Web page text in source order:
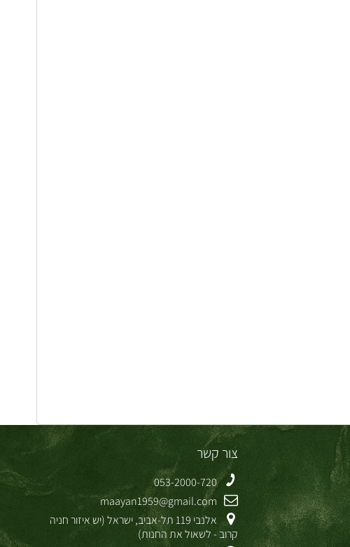
צור קשר
053-2000-720
maayan1959@gmail.com
אלנבי 119 תל-אביב, ישראל (יש איזור חניה
קרוב - לשאול את החנות)